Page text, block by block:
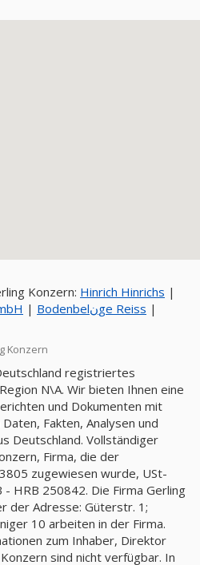
Konzern: Hinrich Hinrichs |
| Bodenbelنge Reiss |
Konzern
registriertes
N\A. Wir bieten Ihnen eine
und Dokumenten mit
Fakten, Analysen und
Deutschland. Vollständiger
Firma, die der
zugewiesen wurde, USt-
HRB 250842. Die Firma Gerling
der Adresse: Güterstr. 1;
zum Inhaber, Direktor
sind nicht verfügbar. In